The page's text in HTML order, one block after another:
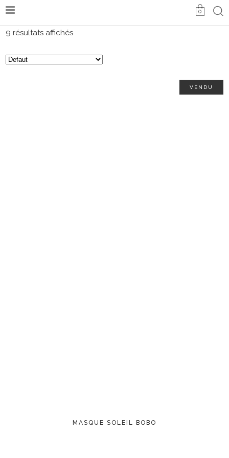
0
9 résultats affichés
VENDU
MASQUE SOLEIL BOBO